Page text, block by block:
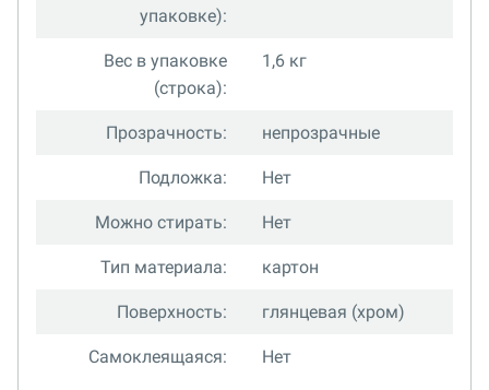
упаковке):
Вес в упаковке
(строка):
1,6 кг
Прозрачность: непрозрачные
Подложка: Нет
Можно стирать: Нет
Тип материала: картон
Поверхность: глянцевая (хром)
Самоклеящаяся: Нет